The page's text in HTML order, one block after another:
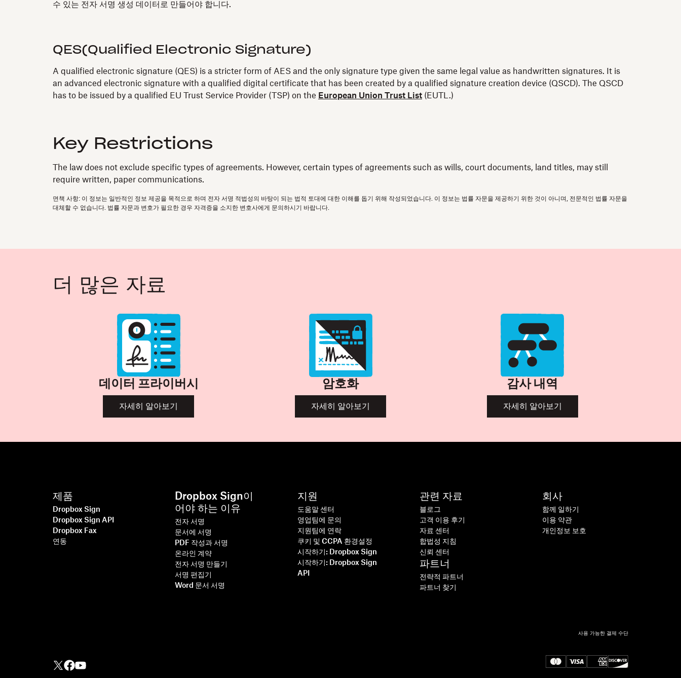
수 있는 전자 서명 생성 데이터로 만들어야 합니다.
QES(Qualified Electronic Signature)
A qualified electronic signature (QES) is a stricter form of AES and the only signature type given the same legal value as handwritten signatures. It is
an advanced electronic signature with a qualified digital certificate that has been created by a qualified signature creation device (QSCD). The QSCD
has to be issued by a qualified EU Trust Service Provider (TSP) on the European Union Trust List (EUTL.)
Key Restrictions
The law does not exclude specific types of agreements. However, certain types of agreements such as wills, court documents, land titles, may still
require written, paper communications.
면책 사항: 이 정보는 일반적인 정보 제공을 목적으로 하며 전자 서명 적법성의 바탕이 되는 법적 토대에 대한 이해를 돕기 위해 작성되었습니다. 이 정보는 법률 자문을 제공하기 위한 것이 아니며, 전문적인 법률 자문을
대체할 수 없습니다. 법률 자문과 변호가 필요한 경우 자격증을 소지한 변호사에게 문의하시기 바랍니다.
더 많은 자료
데이터 프라이버시
자세히 알아보기
암호화
자세히 알아보기
감사 내역
자세히 알아보기
제품
Dropbox Sign
Dropbox Sign API
Dropbox Fax
연동
Dropbox Sign이
어야 하는 이유
전자 서명
문서에 서명
PDF 작성과 서명
온라인 계약
전자 서명 만들기
서명 편집기
Word 문서 서명
지원
도움말 센터
영업팀에 문의
지원팀에 연락
쿠키 및 CCPA 환경설정
시작하기: Dropbox Sign
시작하기: Dropbox Sign
API
관련 자료
블로그
고객 이용 후기
자료 센터
합법성 지침
신뢰 센터
파트너
전략적 파트너
파트너 찾기
회사
함께 일하기
이용 약관
개인정보 보호
사용 가능한 결제 수단